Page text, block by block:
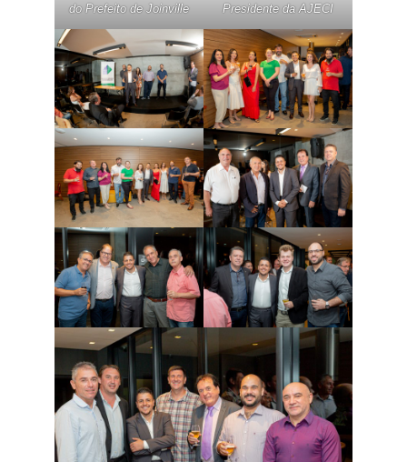
do Prefeito de Joinville
Presidente da AJECI